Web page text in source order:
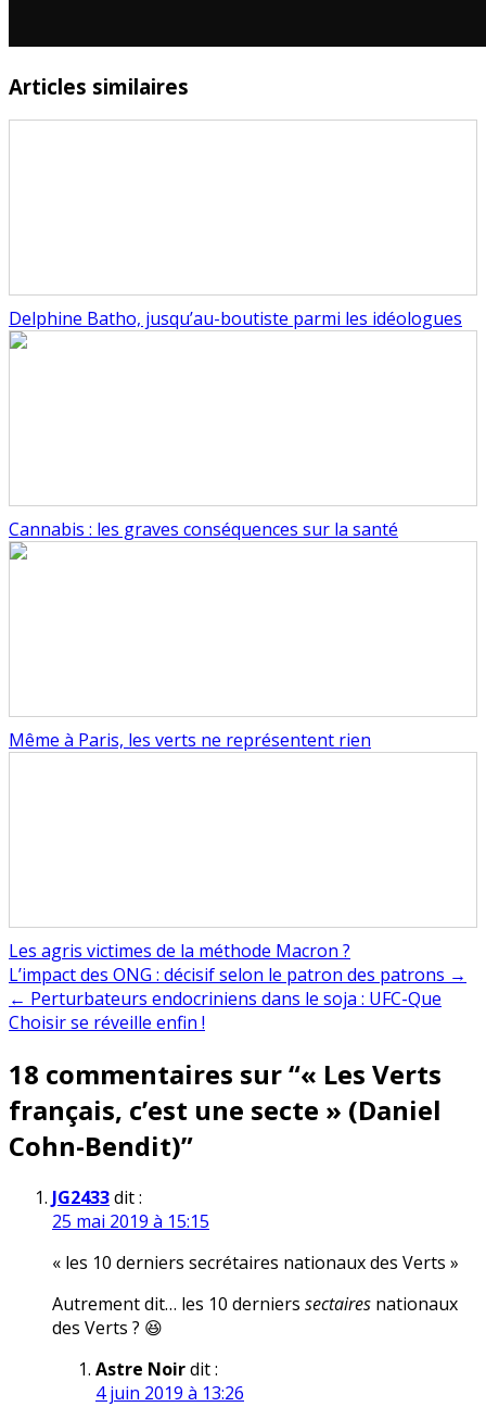
Articles similaires
Delphine Batho, jusqu’au-boutiste parmi les idéologues
Cannabis : les graves conséquences sur la santé
Même à Paris, les verts ne représentent rien
Les agris victimes de la méthode Macron ?
Navigation
de
L’impact des ONG : décisif selon le patron des patrons →
← Perturbateurs endocriniens dans le soja : UFC-Que
Choisir se réveille enfin !
18 commentaires sur “« Les Verts
français, c’est une secte » (Daniel
Cohn-Bendit)”
JG2433dit :
25 mai 2019 à 15:15
« les 10 derniers secrétaires nationaux des Verts »
Autrement dit… les 10 derniers sectaires nationaux
des Verts ? 😆
Astre Noirdit :
4 juin 2019 à 13:26